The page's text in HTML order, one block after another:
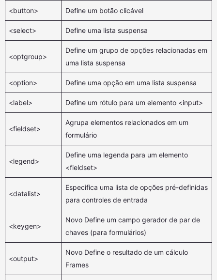
<button> Define um botão clicável
<select> Define uma lista suspensa
<optgroup>
Define um grupo de opções relacionadas em
uma lista suspensa
<option> Define uma opção em uma lista suspensa
<label> Define um rótulo para um elemento <input>
<fieldset>
Agrupa elementos relacionados em um
formulário
<legend>
Define uma legenda para um elemento
<fieldset>
<datalist>
Especifica uma lista de opções pré-definidas
para controles de entrada
<keygen>
Novo Define um campo gerador de par de
chaves (para formulários)
<output>
Novo Define o resultado de um cálculo
Frames